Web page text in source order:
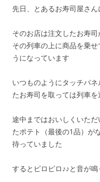
先日、とあるお寿司屋さん
そのお店は注文したお寿
その列車の上に商品を乗
うになっています
いつものようにタッチパ
たお寿司を取っては列車
途中まではおいしくいた
たポテト（最後の1品）が
待っていました
するとピロピロ♪♪と音が